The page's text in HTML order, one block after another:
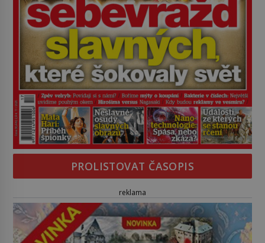
PROLISTOVAT ČASOPIS
reklama